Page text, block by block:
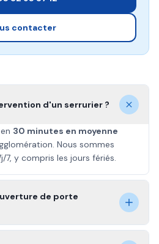
contacter
d'un serrurier ?
30 minutes en moyenne
Nous sommes
y compris les jours fériés.
de porte